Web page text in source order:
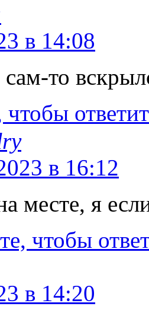
в 14:08
то
в 16:12
месте, я
чтобы
в 14:20